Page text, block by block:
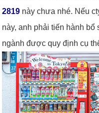
2819 này chưa nhé. Nếu
này, anh phải tiến hành bổ
ngành được quy định cụ